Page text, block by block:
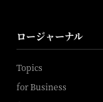
ロージャーナル
Topics
for Business